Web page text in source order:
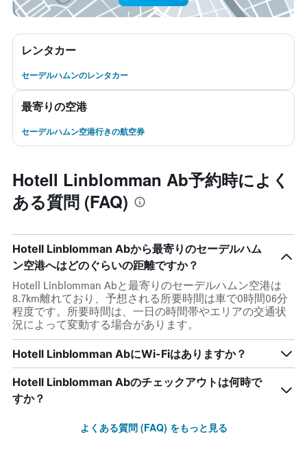
レンタカー
セーデルハムンのレンタカー
最寄りの空港
セーデルハムン空港行きの航空券
Hotell Linblomman Ab予約時によく
ある質問 (FAQ)
Hotell Linblomman Abから最寄りのセーデルハム
ン空港へはどのぐらいの距離ですか？
Hotell Linblomman Abと最寄りのセーデルハムン空港は
8.7km離れており、予想される所要時間は車で0時間06分
程度です。所要時間は、一日の時間帯やエリアの交通状
況によって変動する場合があります。
Hotell Linblomman AbにWi-Fiはありますか？
Hotell Linblomman Abのチェックアウトは何時で
すか？
よくある質問 (FAQ) をもっと見る